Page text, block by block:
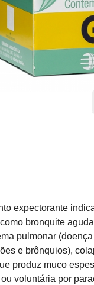
expectorante
bronquite
pulmonar
e brônquios),
produz muco
voluntária por